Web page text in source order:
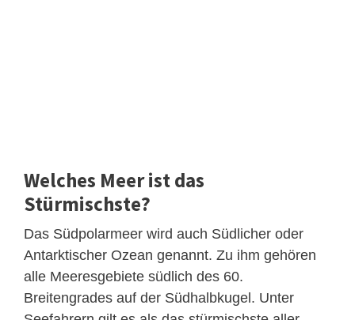
Welches Meer ist das
Stürmischste?
Das Südpolarmeer wird auch Südlicher oder
Antarktischer Ozean genannt. Zu ihm gehören
alle Meeresgebiete südlich des 60.
Breitengrades auf der Südhalbkugel. Unter